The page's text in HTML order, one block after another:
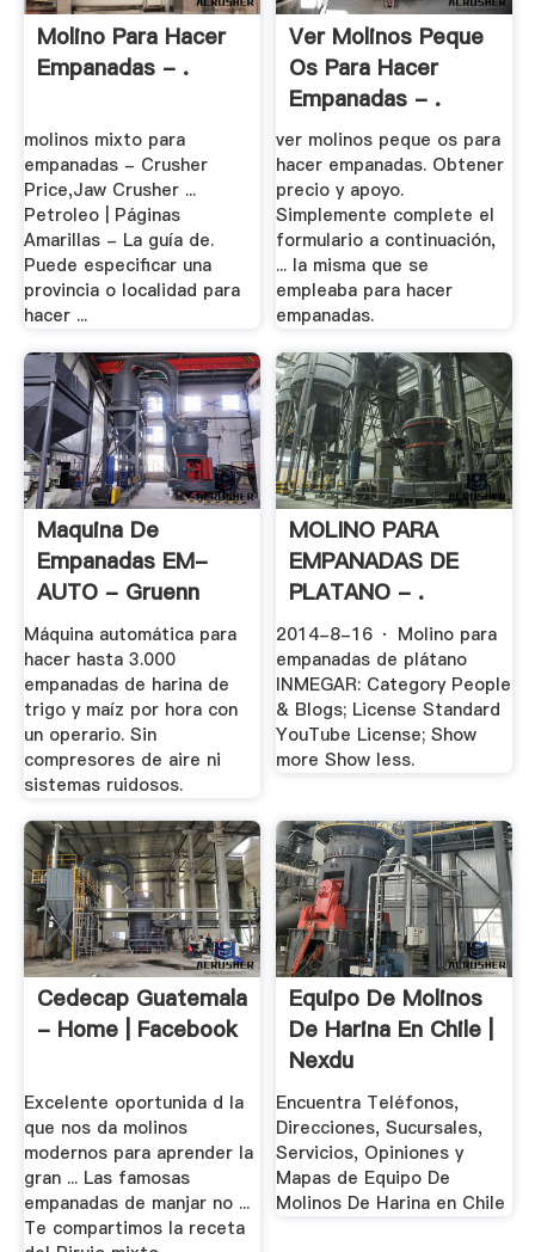
Molino Para Hacer
Empanadas - .
molinos mixto para
empanadas - Crusher
Price,Jaw Crusher ...
Petroleo | Páginas
Amarillas - La guía de.
Puede especificar una
provincia o localidad para
hacer ...
Ver Molinos Peque
Os Para Hacer
Empanadas - .
ver molinos peque os para
hacer empanadas. Obtener
precio y apoyo.
Simplemente complete el
formulario a continuación,
... la misma que se
empleaba para hacer
empanadas.
Maquina De
Empanadas EM-
AUTO - Gruenn
Máquina automática para
hacer hasta 3.000
empanadas de harina de
trigo y maíz por hora con
un operario. Sin
compresores de aire ni
sistemas ruidosos.
MOLINO PARA
EMPANADAS DE
PLATANO - .
2014-8-16 · Molino para
empanadas de plátano
INMEGAR: Category People
& Blogs; License Standard
YouTube License; Show
more Show less.
Cedecap Guatemala
- Home | Facebook
Excelente oportunida d la
que nos da molinos
modernos para aprender la
gran ... Las famosas
empanadas de manjar no ...
Te compartimos la receta
Equipo De Molinos
De Harina En Chile |
Nexdu
Encuentra Teléfonos,
Direcciones, Sucursales,
Servicios, Opiniones y
Mapas de Equipo De
Molinos De Harina en Chile